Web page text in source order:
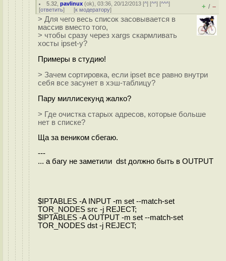
5.32 ,pavlinux (ok), 03:36, 20/12/2013 [^] [^^] [^^^]
[ответить] [к модератору] + / –
> Для чего весь список засовывается в
массив вместо того,
> чтобы сразу через xargs скармливать
хосты ipset-у?
Примеры в студию!
> Зачем сортировка, если ipset все равно внутри
себя все засунет в хэш-таблицу?
Пару миллисекунд жалко?
> Где очистка старых адресов, которые больше
нет в списке?
Ща за веником сбегаю.
---
... а багу не заметили dst должно быть в OUTPUT
$IPTABLES -A INPUT -m set --match-set
TOR_NODES src -j REJECT;
$IPTABLES -A OUTPUT -m set --match-set
TOR_NODES dst -j REJECT;